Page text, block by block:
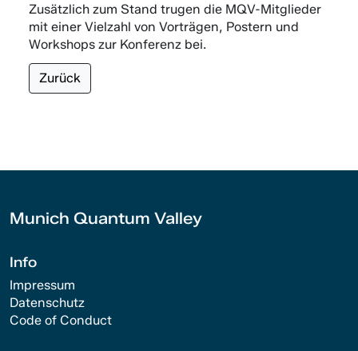
Zusätzlich zum Stand trugen die MQV-Mitglieder
mit einer Vielzahl von Vorträgen, Postern und
Workshops zur Konferenz bei.
Zurück
Munich Quantum Valley
Info
Impressum
Datenschutz
Code of Conduct